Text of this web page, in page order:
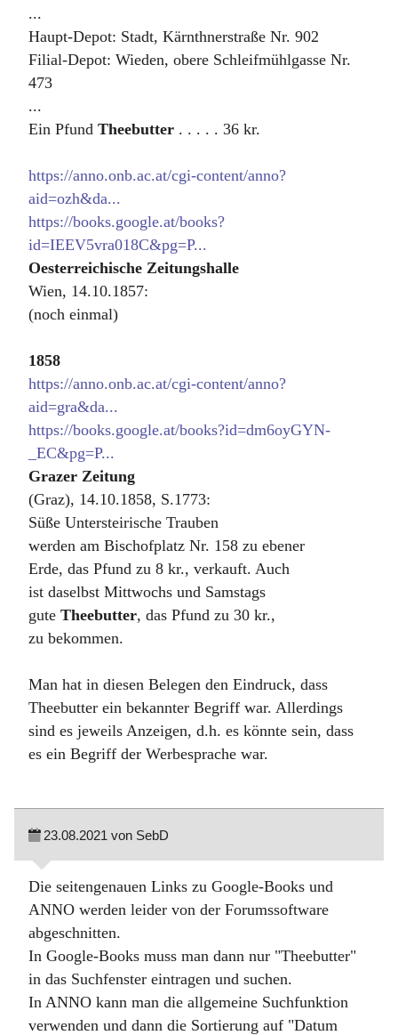
...
Haupt-Depot: Stadt, Kärnthnerstraße Nr. 902
Filial-Depot: Wieden, obere Schleifmühlgasse Nr.
473
...
Ein Pfund Theebutter . . . . . 36 kr.
https://anno.onb.ac.at/cgi-content/anno?
aid=ozh&da...
https://books.google.at/books?
id=IEEV5vra018C&pg=P...
Oesterreichische Zeitungshalle
Wien, 14.10.1857:
(noch einmal)
1858
https://anno.onb.ac.at/cgi-content/anno?
aid=gra&da...
https://books.google.at/books?id=dm6oyGYN-
_EC&pg=P...
Grazer Zeitung
(Graz), 14.10.1858, S.1773:
Süße Untersteirische Trauben
werden am Bischofplatz Nr. 158 zu ebener
Erde, das Pfund zu 8 kr., verkauft. Auch
ist daselbst Mittwochs und Samstags
gute Theebutter, das Pfund zu 30 kr.,
zu bekommen.
Man hat in diesen Belegen den Eindruck, dass
Theebutter ein bekannter Begriff war. Allerdings
sind es jeweils Anzeigen, d.h. es könnte sein, dass
es ein Begriff der Werbesprache war.
23.08.2021 von SebD
Die seitengenauen Links zu Google-Books und
ANNO werden leider von der Forumssoftware
abgeschnitten.
In Google-Books muss man dann nur "Theebutter"
in das Suchfenster eintragen und suchen.
In ANNO kann man die allgemeine Suchfunktion
verwenden und dann die Sortierung auf "Datum